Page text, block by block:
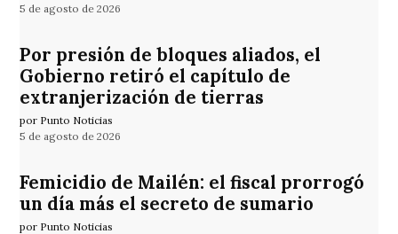
5 de agosto de 2026
Por presión de bloques aliados, el
Gobierno retiró el capítulo de
extranjerización de tierras
por Punto Noticias
5 de agosto de 2026
Femicidio de Mailén: el fiscal prorrogó
un día más el secreto de sumario
por Punto Noticias